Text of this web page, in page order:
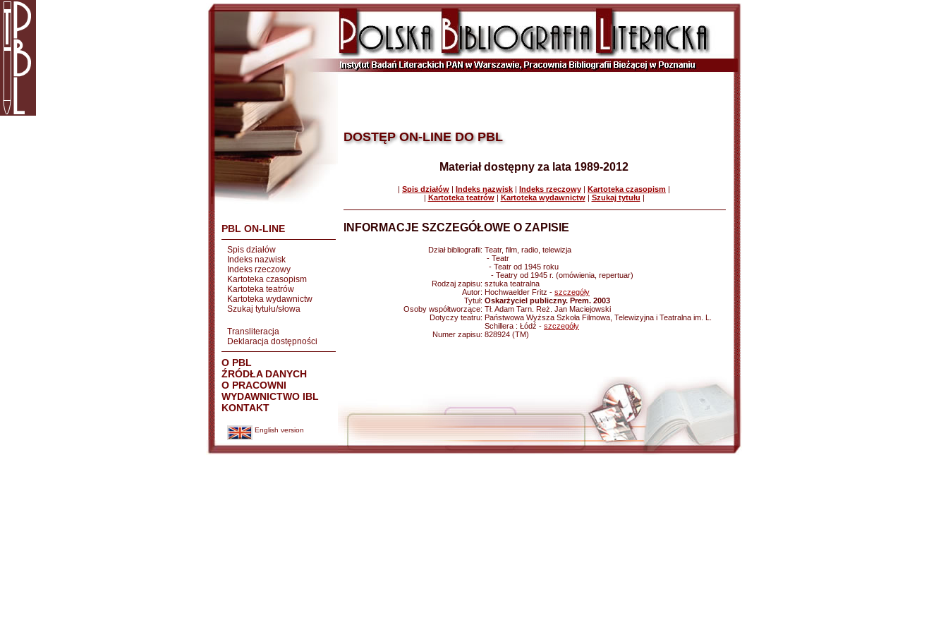
PBL ON-LINE
Spis działów
Indeks nazwisk
Indeks rzeczowy
Kartoteka czasopism
Kartoteka teatrów
Kartoteka wydawnictw
Szukaj tytułu/słowa
Transliteracja
Deklaracja dostępności
O PBL
ŹRÓDŁA DANYCH
O PRACOWNI
WYDAWNICTWO IBL
KONTAKT
English version
DOSTĘP ON-LINE DO PBL
Materiał dostępny za lata 1989-2012
| Spis działów | Indeks nazwisk | Indeks rzeczowy | Kartoteka czasopism |
| Kartoteka teatrów| Kartoteka wydawnictw| Szukaj tytułu |
INFORMACJE SZCZEGÓŁOWE O ZAPISIE
Dział bibliografii: Teatr, film, radio, telewizja
- Teatr
- Teatr od 1945 roku
- Teatry od 1945 r. (omówienia, repertuar)
Rodzaj zapisu: sztuka teatralna
Autor: Hochwaelder Fritz - szczegóły
Tytuł: Oskarżyciel publiczny. Prem. 2003
Osoby współtworzące: Tł. Adam Tarn. Reż. Jan Maciejowski
Dotyczy teatru: Państwowa Wyższa Szkoła Filmowa, Telewizyjna i Teatralna im. L.
Schillera : Łódź - szczegóły
Numer zapisu: 828924 (TM)